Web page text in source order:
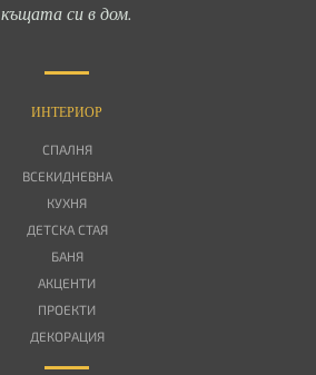
къщата си в дом.
ИНТЕРИОР
СПАЛНЯ
ВСЕКИДНЕВНА
КУХНЯ
ДЕТСКА СТАЯ
БАНЯ
АКЦЕНТИ
ПРОЕКТИ
ДЕКОРАЦИЯ